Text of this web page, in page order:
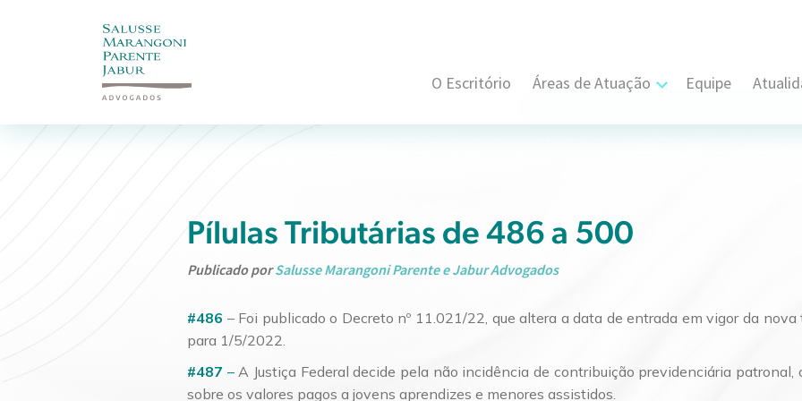
O Escritório Áreas de Atuação
Cível, Comercial e Consumidor
Propriedade Intelectual
Resolução de Disputas
Tributário
Equipe
Pílulas Tributárias de 486 a 500
Publicado porSalusse Marangoni Parente e Jabur Advogados
#486 – Foi publicado o Decreto nº 11.021/22, que altera a data de entrada em vigor da
para 1/5/2022.
#487 –A Justiça Federal decide pela não incidência de contribuição previdenciária patronal,
sobre os valores pagos a jovens aprendizes e menores assistidos.